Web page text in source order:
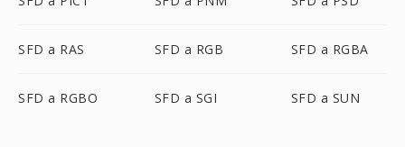
SFD a RAS SFD a RGB SFD a RGBA
SFD a RGBO SFD a SGI SFD a SUN